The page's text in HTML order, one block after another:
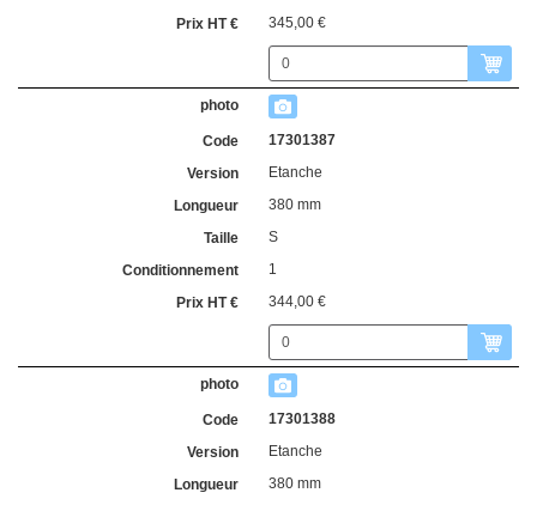
345,00 €
17301387
Etanche
380 mm
S
1
344,00 €
17301388
Etanche
380 mm